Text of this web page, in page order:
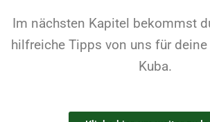
Im nächsten Kapitel bekommst
hilfreiche Tipps von uns für
Kuba.